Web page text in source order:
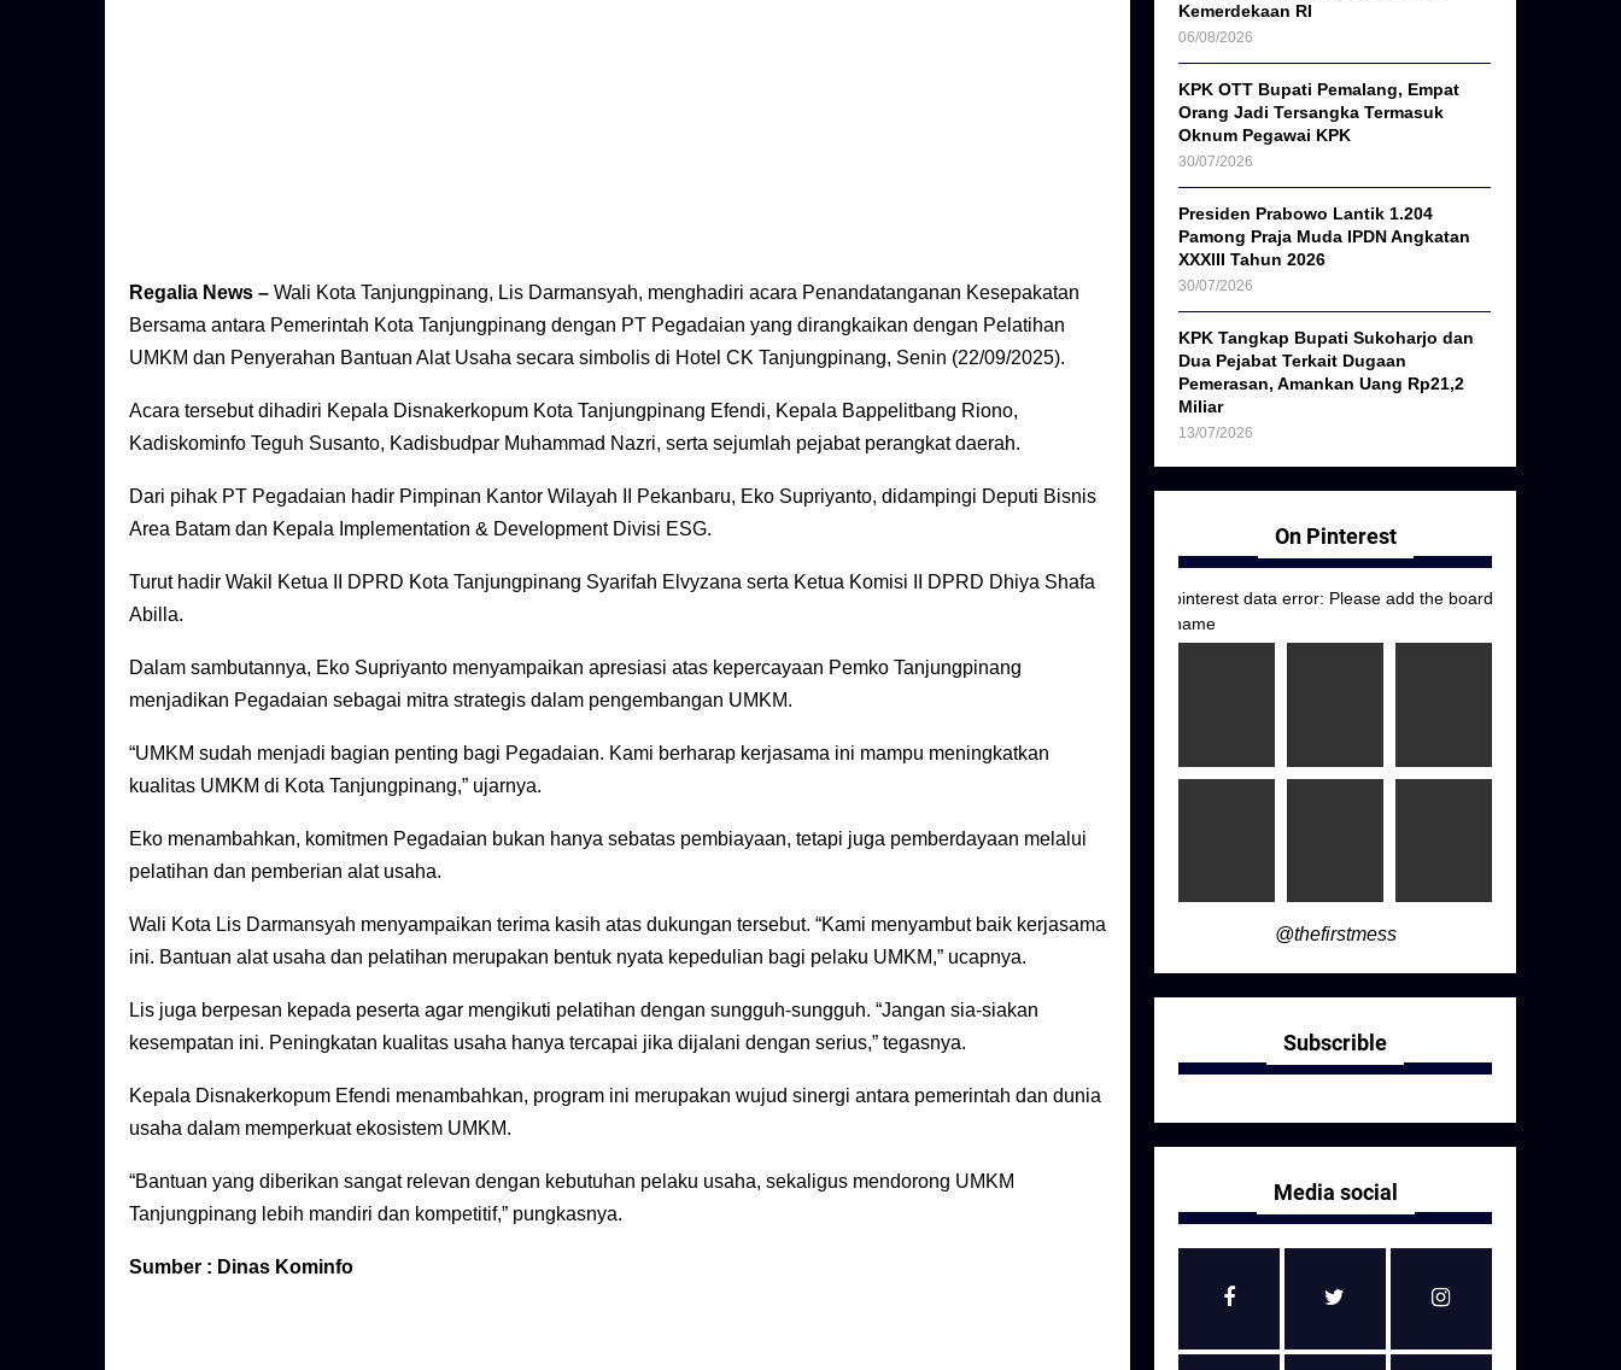
Regalia News – Wali Kota Tanjungpinang, Lis Darmansyah, menghadiri acara Penandatanganan Kesepakatan
Bersama antara Pemerintah Kota Tanjungpinang dengan PT Pegadaian yang dirangkaikan dengan Pelatihan
UMKM dan Penyerahan Bantuan Alat Usaha secara simbolis di Hotel CK Tanjungpinang, Senin (22/09/2025).
Acara tersebut dihadiri Kepala Disnakerkopum Kota Tanjungpinang Efendi, Kepala Bappelitbang Riono,
Kadiskominfo Teguh Susanto, Kadisbudpar Muhammad Nazri, serta sejumlah pejabat perangkat daerah.
Dari pihak PT Pegadaian hadir Pimpinan Kantor Wilayah II Pekanbaru, Eko Supriyanto, didampingi Deputi Bisnis
Area Batam dan Kepala Implementation & Development Divisi ESG.
Turut hadir Wakil Ketua II DPRD Kota Tanjungpinang Syarifah Elvyzana serta Ketua Komisi II DPRD Dhiya Shafa
Abilla.
Dalam sambutannya, Eko Supriyanto menyampaikan apresiasi atas kepercayaan Pemko Tanjungpinang
menjadikan Pegadaian sebagai mitra strategis dalam pengembangan UMKM.
“UMKM sudah menjadi bagian penting bagi Pegadaian. Kami berharap kerjasama ini mampu meningkatkan
kualitas UMKM di Kota Tanjungpinang,” ujarnya.
Eko menambahkan, komitmen Pegadaian bukan hanya sebatas pembiayaan, tetapi juga pemberdayaan melalui
pelatihan dan pemberian alat usaha.
Wali Kota Lis Darmansyah menyampaikan terima kasih atas dukungan tersebut. “Kami menyambut baik kerjasama
ini. Bantuan alat usaha dan pelatihan merupakan bentuk nyata kepedulian bagi pelaku UMKM,” ucapnya.
Lis juga berpesan kepada peserta agar mengikuti pelatihan dengan sungguh-sungguh. “Jangan sia-siakan
kesempatan ini. Peningkatan kualitas usaha hanya tercapai jika dijalani dengan serius,” tegasnya.
Kepala Disnakerkopum Efendi menambahkan, program ini merupakan wujud sinergi antara pemerintah dan dunia
usaha dalam memperkuat ekosistem UMKM.
“Bantuan yang diberikan sangat relevan dengan kebutuhan pelaku usaha, sekaligus mendorong UMKM
Tanjungpinang lebih mandiri dan kompetitif,” pungkasnya.
Sumber : Dinas Kominfo
Kemerdekaan RI
06/08/2026
KPK OTT Bupati Pemalang, Empat
Orang Jadi Tersangka Termasuk
Oknum Pegawai KPK
30/07/2026
Presiden Prabowo Lantik 1.204
Pamong Praja Muda IPDN Angkatan
XXXIII Tahun 2026
30/07/2026
KPK Tangkap Bupati Sukoharjo dan
Dua Pejabat Terkait Dugaan
Pemerasan, Amankan Uang Rp21,2
Miliar
13/07/2026
On Pinterest
pinterest data error: Please add the board
name
@thefirstmess
Subscrible
Media social